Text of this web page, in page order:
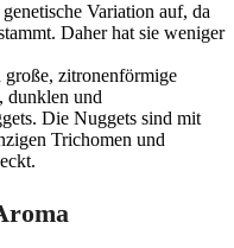
Variation auf, da
Daher hat sie weniger
zitronenförmige
dunklen und
Die Nuggets sind mit
Trichomen und